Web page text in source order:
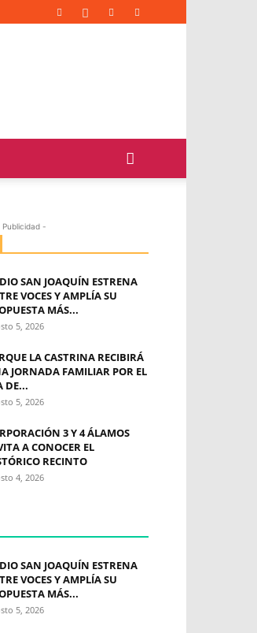
Publicidad -
SAN JOAQUÍN ESTRENA
VOCES Y AMPLÍA SU
MÁS...
5, 2026
LA CASTRINA RECIBIRÁ
JORNADA FAMILIAR POR EL
DE...
5, 2026
3 Y 4 ÁLAMOS
A CONOCER EL
RECINTO
4, 2026
SAN JOAQUÍN ESTRENA
VOCES Y AMPLÍA SU
MÁS...
5, 2026